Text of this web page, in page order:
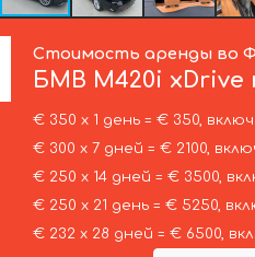
Стоимость аренды во
БМВ M420i xDrive
€ 350 х 1 день = € 350,
€ 300 х 7 дней = € 2100,
€ 250 х 14 дней = € 3500,
€ 250 х 21 день = € 5250,
€ 232 х 28 дней = € 6500,